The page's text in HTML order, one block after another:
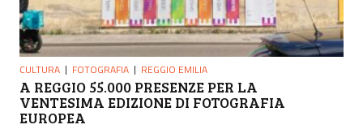
CULTURA FOTOGRAFIA REGGIO EMILIA
A REGGIO 55.000 PRESENZE PER LA
VENTESIMA EDIZIONE DI FOTOGRAFIA
EUROPEA